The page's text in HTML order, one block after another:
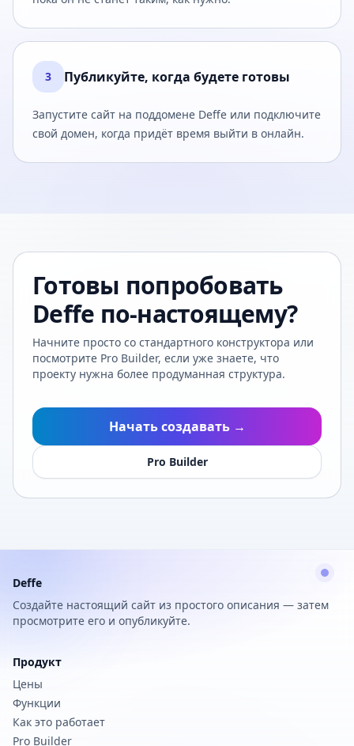
3 Публикуйте, когда будете готовы
Запустите сайт на поддомене Deffe или подключите
свой домен, когда придёт время выйти в онлайн.
Готовы попробовать
Deffe по-настоящему?
Начните просто со стандартного конструктора или
посмотрите Pro Builder, если уже знаете, что
проекту нужна более продуманная структура.
Начать создавать →
Pro Builder
Deffe
Создайте настоящий сайт из простого описания — затем
просмотрите его и опубликуйте.
Продукт
Цены
Функции
Как это работает
Pro Builder